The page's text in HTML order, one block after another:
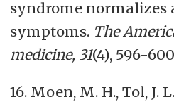
syndrome normalizes
symptoms. The
medicine, 31(4), 596-
16. Moen, M. H., Tol, J.